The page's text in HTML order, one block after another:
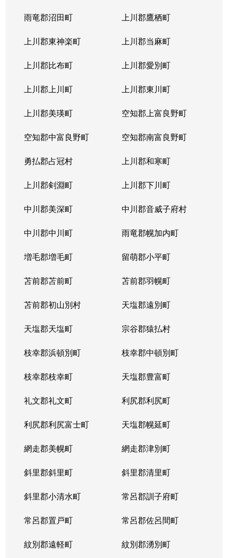
雨竜郡沼田町 上川郡鷹栖町
上川郡東神楽町 上川郡当麻町
上川郡比布町 上川郡愛別町
上川郡上川町 上川郡東川町
上川郡美瑛町 空知郡上富良野町
空知郡中富良野町 空知郡南富良野町
勇払郡占冠村 上川郡和寒町
上川郡剣淵町 上川郡下川町
中川郡美深町 中川郡音威子府村
中川郡中川町 雨竜郡幌加内町
増毛郡増毛町 留萌郡小平町
苫前郡苫前町 苫前郡羽幌町
苫前郡初山別村 天塩郡遠別町
天塩郡天塩町 宗谷郡猿払村
枝幸郡浜頓別町 枝幸郡中頓別町
枝幸郡枝幸町 天塩郡豊富町
礼文郡礼文町 利尻郡利尻町
利尻郡利尻富士町 天塩郡幌延町
網走郡美幌町 網走郡津別町
斜里郡斜里町 斜里郡清里町
斜里郡小清水町 常呂郡訓子府町
常呂郡置戸町 常呂郡佐呂間町
紋別郡遠軽町 紋別郡湧別町